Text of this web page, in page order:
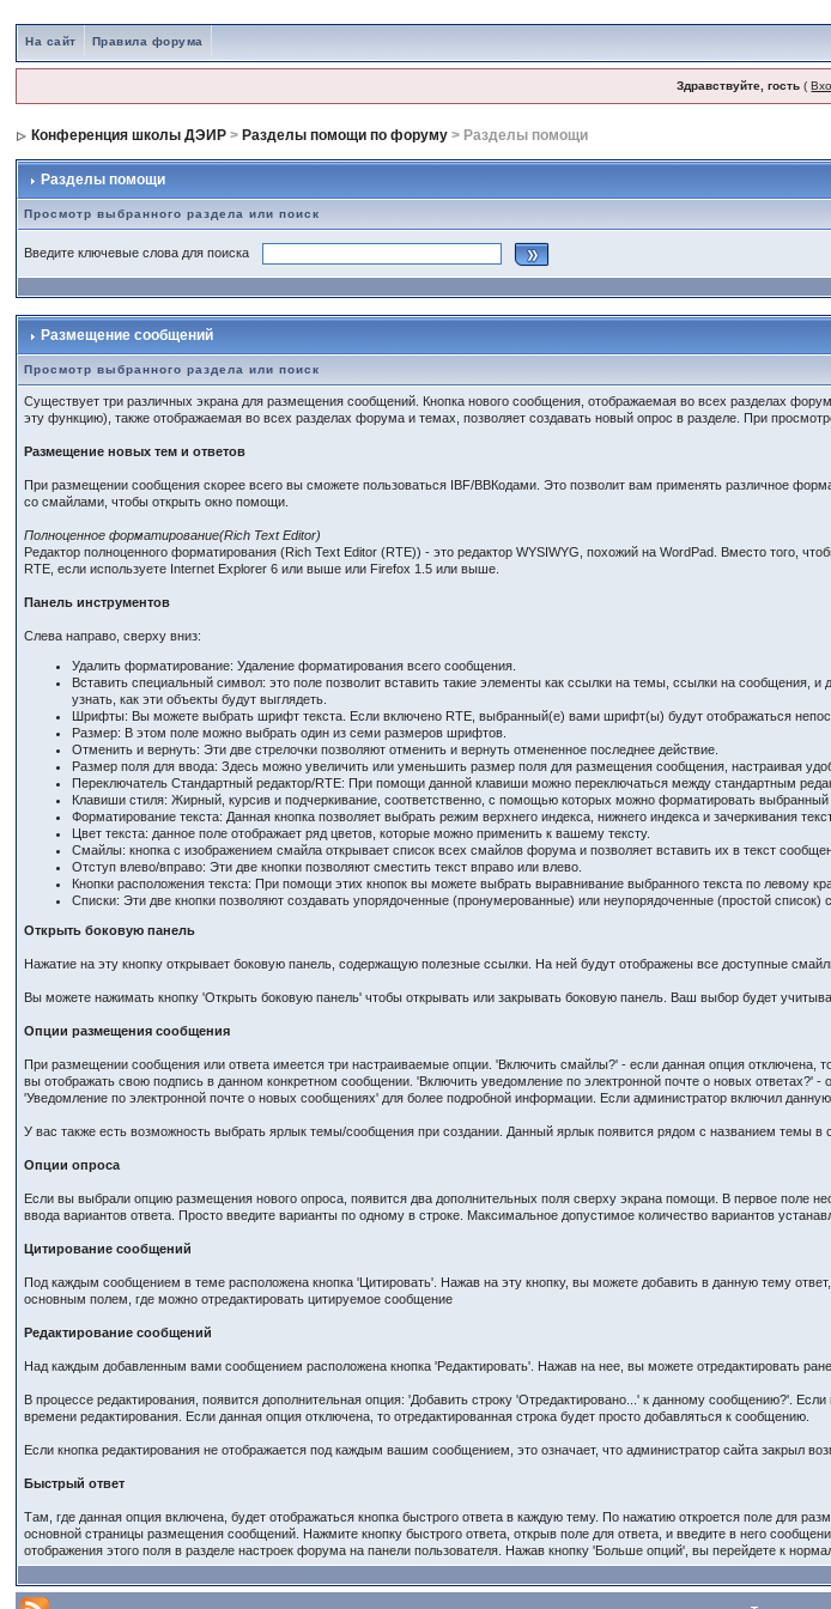
На сайт Правила форума
Здравствуйте, гость (
Конференция школы ДЭИР > Разделы помощи по форуму > Разделы помощи
Разделы помощи
Просмотр выбранного раздела или поиск
Введите ключевые слова для поиска
Размещение сообщений
Просмотр выбранного раздела или поиск
Существует три различных экрана для размещения сообщений. Кнопка нового сообщения, отображаемая во всех разделах
эту функцию), также отображаемая во всех разделах форума и темах, позволяет создавать новый опрос в разделе. При
Размещение новых тем и ответов
При размещении сообщения скорее всего вы сможете пользоваться IBF/BBКодами. Это позволит вам применять различное
со смайлами, чтобы открыть окно помощи.
Полноценное форматирование(Rich Text Editor)
Редактор полноценного форматирования (Rich Text Editor (RTE)) - это редактор WYSIWYG, похожий на WordPad. Вместо того,
RTE, если используете Internet Explorer 6 или выше или Firefox 1.5 или выше.
Панель инструментов
Слева направо, сверху вниз:
Удалить форматирование: Удаление форматирования всего сообщения.
Вставить специальный символ: это поле позволит вставить такие элементы как ссылки на темы, ссылки на
узнать, как эти объекты будут выглядеть.
Шрифты: Вы можете выбрать шрифт текста. Если включено RTE, выбранный(е) вами шрифт(ы) будут отображаться
Размер: В этом поле можно выбрать один из семи размеров шрифтов.
Отменить и вернуть: Эти две стрелочки позволяют отменить и вернуть отмененное последнее действие.
Размер поля для ввода: Здесь можно увеличить или уменьшить размер поля для размещения сообщения, настраивая
Переключатель Стандартный редактор/RTE: При помощи данной клавиши можно переключаться между стандартным
Клавиши стиля: Жирный, курсив и подчеркивание, соответственно, с помощью которых можно форматировать выбранный
Форматирование текста: Данная кнопка позволяет выбрать режим верхнего индекса, нижнего индекса и зачеркивания
Цвет текста: данное поле отображает ряд цветов, которые можно применить к вашему тексту.
Смайлы: кнопка с изображением смайла открывает список всех смайлов форума и позволяет вставить их в текст
Отступ влево/вправо: Эти две кнопки позволяют сместить текст вправо или влево.
Кнопки расположения текста: При помощи этих кнопок вы можете выбрать выравнивание выбранного текста по левому
Списки: Эти две кнопки позволяют создавать упорядоченные (пронумерованные) или неупорядоченные (простой список)
Открыть боковую панель
Нажатие на эту кнопку открывает боковую панель, содержащую полезные ссылки. На ней будут отображены все доступные
Вы можете нажимать кнопку 'Открыть боковую панель' чтобы открывать или закрывать боковую панель. Ваш выбор будет
Опции размещения сообщения
При размещении сообщения или ответа имеется три настраиваемые опции. 'Включить смайлы?' - если данная опция отключена,
вы отображать свою подпись в данном конкретном сообщении. 'Включить уведомление по электронной почте о новых
'Уведомление по электронной почте о новых сообщениях' для более подробной информации. Если администратор включил
У вас также есть возможность выбрать ярлык темы/сообщения при создании. Данный ярлык появится рядом с названием темы
Опции опроса
Если вы выбрали опцию размещения нового опроса, появится два дополнительных поля сверху экрана помощи. В первое поле
ввода вариантов ответа. Просто введите варианты по одному в строке. Максимальное допустимое количество вариантов
Цитирование сообщений
Под каждым сообщением в теме расположена кнопка 'Цитировать'. Нажав на эту кнопку, вы можете добавить в данную тему
основным полем, где можно отредактировать цитируемое сообщение
Редактирование сообщений
Над каждым добавленным вами сообщением расположена кнопка 'Редактировать'. Нажав на нее, вы можете отредактировать
В процессе редактирования, появится дополнительная опция: 'Добавить строку 'Отредактировано...' к данному сообщению?'.
времени редактирования. Если данная опция отключена, то отредактированная строка будет просто добавляться к сообщению.
Если кнопка редактирования не отображается под каждым вашим сообщением, это означает, что администратор сайта закрыл
Быстрый ответ
Там, где данная опция включена, будет отображаться кнопка быстрого ответа в каждую тему. По нажатию откроется поле для
основной страницы размещения сообщений. Нажмите кнопку быстрого ответа, открыв поле для ответа, и введите в него
отображения этого поля в разделе настроек форума на панели пользователя. Нажав кнопку 'Больше опций', вы перейдете к